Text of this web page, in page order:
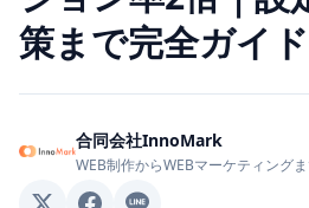
策まで完全ガイド
合同会社InnoMark
WEB制作からWEBマーケティング